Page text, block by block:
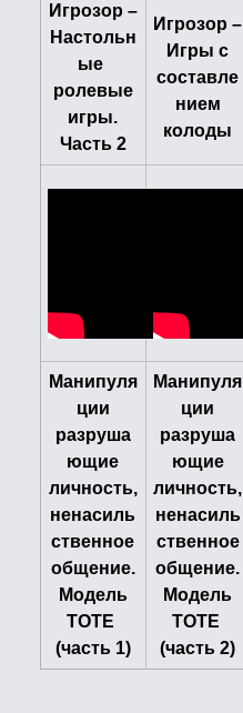
Игрозор –
Настольн
ые
ролевые
игры.
Часть 2
Игрозор –
Игры с
составле
нием
колоды
Манипуля
ции
разруша
ющие
личность,
ненасиль
ственное
общение.
Модель
TOTE
(часть 1)
Манипуля
ции
разруша
ющие
личность,
ненасиль
ственное
общение.
Модель
TOTE
(часть 2)